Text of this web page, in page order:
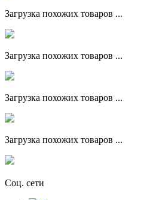
Загрузка похожих товаров ...
Загрузка похожих товаров ...
Загрузка похожих товаров ...
Загрузка похожих товаров ...
Соц. сети